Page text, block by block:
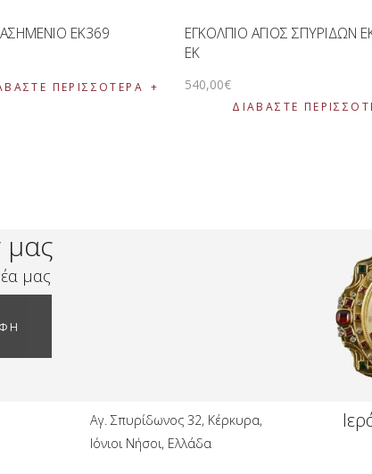
EK369
ΠΕΡΙΣΣΌΤΕΡΑ
ΕΓΚΟΛΠΙΟ ΑΓΙΟΣ ΣΠΥΡΙΔΩΝ
EK
540,00€
ΔΙΑΒΆΣΤΕ
μας
μας
Αγ. Σπυρίδωνος 32, Κέρκυρα,
Ιόνιοι Νήσοι, Ελλάδα